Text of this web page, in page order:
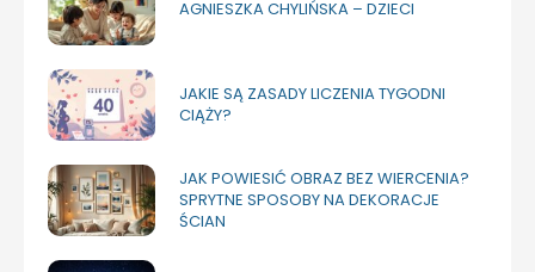
AGNIESZKA CHYLIŃSKA – DZIECI
JAKIE SĄ ZASADY LICZENIA TYGODNI
CIĄŻY?
JAK POWIESIĆ OBRAZ BEZ WIERCENIA?
SPRYTNE SPOSOBY NA DEKORACJE
ŚCIAN